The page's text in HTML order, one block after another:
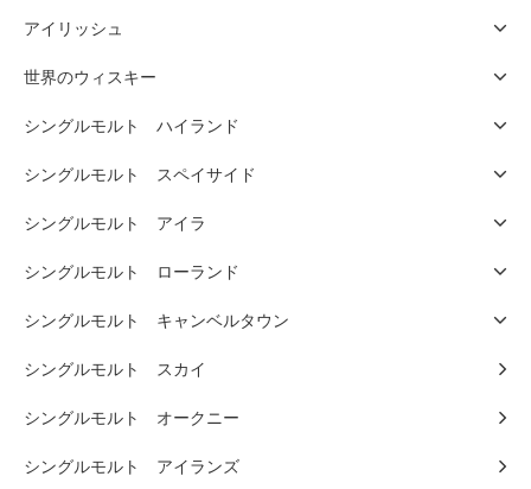
アイリッシュ
世界のウィスキー
シングルモルト ハイランド
シングルモルト スペイサイド
シングルモルト アイラ
シングルモルト ローランド
シングルモルト キャンベルタウン
シングルモルト スカイ
シングルモルト オークニー
シングルモルト アイランズ